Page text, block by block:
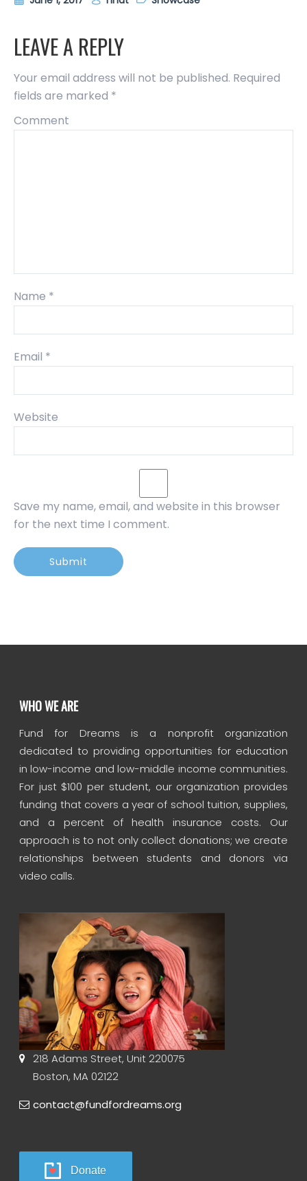
LEAVE A REPLY
Your email address will not be published. Required
fields are marked *
Comment
Name *
Email *
Website
Save my name, email, and website in this browser
for the next time I comment.
WHO WE ARE
Fund for Dreams is a nonprofit organization
dedicated to providing opportunities for education
in low-income and low-middle income communities.
For just $100 per student, our organization provides
funding that covers a year of school tuition, supplies,
and a percent of health insurance costs. Our
approach is to not only collect donations; we create
relationships between students and donors via
video calls.
218 Adams Street, Unit 220075
Boston, MA 02122
contact@fundfordreams.org
Donate